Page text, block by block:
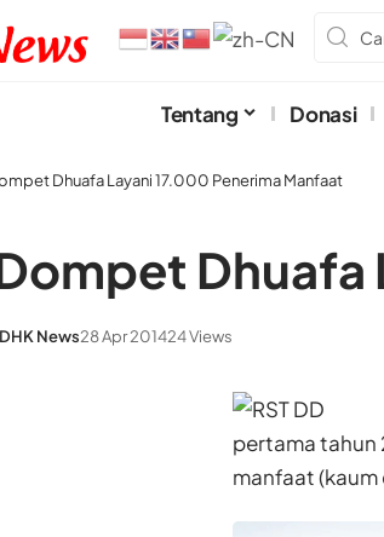
Tentang Donasi
Dhuafa Layani 17.000 Penerima Manfaat
News28 Apr 201424 Views
pertama tahun
manfaat (kaum